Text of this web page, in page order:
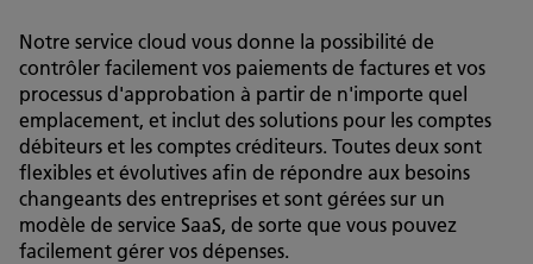
Notre service cloud vous donne la possibilité de
contrôler facilement vos paiements de factures et vos
processus d'approbation à partir de n'importe quel
emplacement, et inclut des solutions pour les comptes
débiteurs et les comptes créditeurs. Toutes deux sont
flexibles et évolutives afin de répondre aux besoins
changeants des entreprises et sont gérées sur un
modèle de service SaaS, de sorte que vous pouvez
facilement gérer vos dépenses.